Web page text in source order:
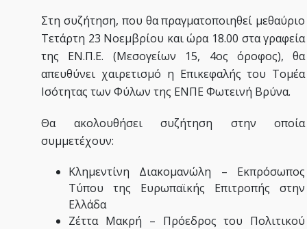
Στη συζήτηση, που θα πραγματοποιηθεί μεθαύριο
Τετάρτη 23 Νοεμβρίου και ώρα 18.00 στα γραφεία
της ΕΝ.Π.Ε. (Μεσογείων 15, 4ος όροφος), θα
απευθύνει χαιρετισμό η Επικεφαλής του Τομέα
Ισότητας των Φύλων της ΕΝΠΕ Φωτεινή Βρύνα.
Θα ακολουθήσει συζήτηση στην οποία
συμμετέχουν:
Κλημεντίνη Διακομανώλη – Εκπρόσωπος
Τύπου της Ευρωπαϊκής Επιτροπής στην
Ελλάδα
Ζέττα Μακρή – Πρόεδρος του Πολιτικού